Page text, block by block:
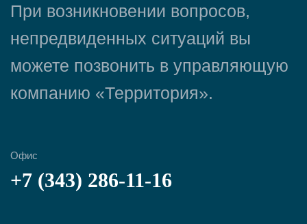
При возникновении вопросов,
непредвиденных ситуаций вы
можете позвонить в управляющую
компанию «Территория».
Офис
+7 (343) 286-11-16